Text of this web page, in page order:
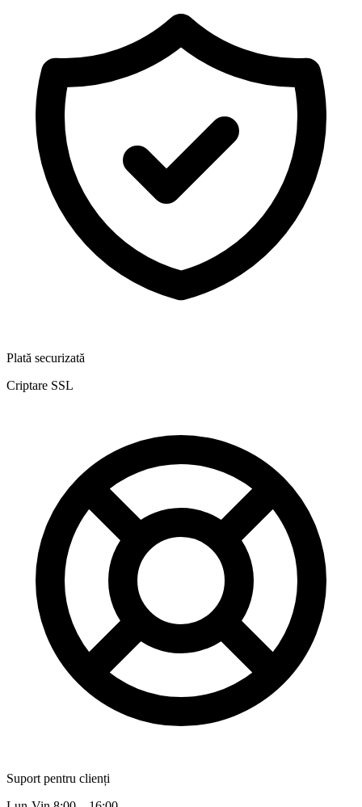
Plată securizată
Criptare SSL
Suport pentru clienți